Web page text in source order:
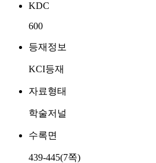
KDC
600
등재정보
KCI등재
자료형태
학술저널
수록면
439-445(7쪽)